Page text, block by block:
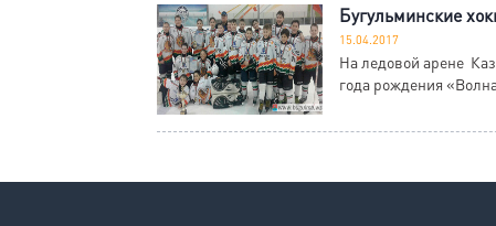
Бугульминские
15.04.2017
На ледовой арене
года рождения